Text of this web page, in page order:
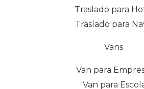
Traslado para
Traslado para
Vans
Van para
Van para